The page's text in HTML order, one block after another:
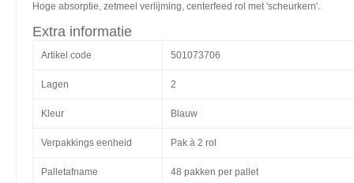
Hoge absorptie, zetmeel verlijming, centerfeed rol met 'scheurkern'.
Extra informatie
Artikel code 501073706
Lagen 2
Kleur Blauw
Verpakkings eenheid Pak à 2 rol
Palletafname 48 pakken per pallet